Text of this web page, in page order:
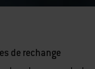
de rechange